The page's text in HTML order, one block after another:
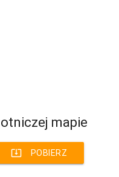
mapie
system_update_alt POBIERZ